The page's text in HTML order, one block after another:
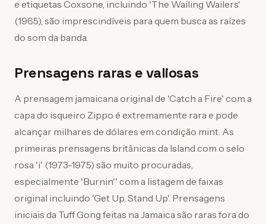
e etiquetas Coxsone, incluindo 'The Wailing Wailers'
(1965), são imprescindíveis para quem busca as raízes
do som da banda.
Prensagens raras e valiosas
A prensagem jamaicana original de 'Catch a Fire' com a
capa do isqueiro Zippo é extremamente rara e pode
alcançar milhares de dólares em condição mint. As
primeiras prensagens britânicas da Island com o selo
rosa 'i' (1973-1975) são muito procuradas,
especialmente 'Burnin'' com a listagem de faixas
original incluindo 'Get Up, Stand Up'. Prensagens
iniciais da Tuff Gong feitas na Jamaica são raras fora do